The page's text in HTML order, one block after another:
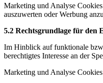
Marketing und Analyse Cookies
auszuwerten oder Werbung
5.2 Rechtsgrundlage für den
Im Hinblick auf funktionale
berechtigtes Interesse an der
Marketing und Analyse